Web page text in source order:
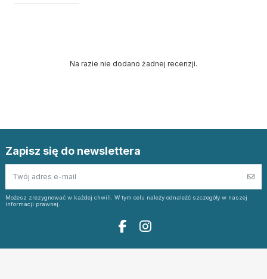
Na razie nie dodano żadnej recenzji.
Zapisz się do newslettera
Możesz zrezygnować w każdej chwili. W tym celu należy odnaleźć szczegóły w naszej
informacji prawnej.